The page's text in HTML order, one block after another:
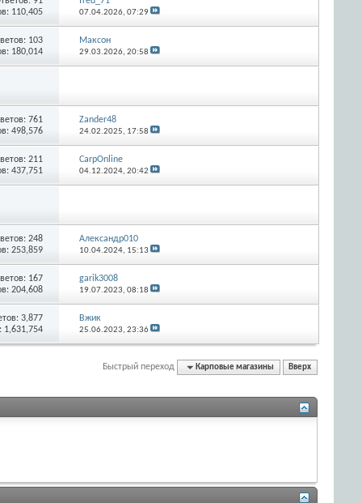
110,405
07.04.2026, 07:29
103
180,014
Максон
29.03.2026, 20:58
761
498,576
Zander48
24.02.2025, 17:58
211
437,751
CarpOnline
04.12.2024, 20:42
248
253,859
Александр010
10.04.2024, 15:13
167
204,608
garik3008
19.07.2023, 08:18
3,877
1,631,754
Вжик
25.06.2023, 23:36
Быстрый переход Карповые магазины Вверх